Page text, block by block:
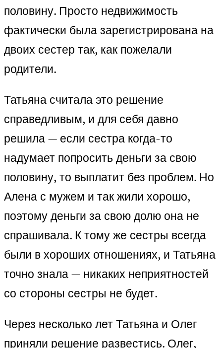
половину. Просто недвижимость
фактически была зарегистрирована на
двоих сестер так, как пожелали
родители.
Татьяна считала это решение
справедливым, и для себя давно
решила — если сестра когда-то
надумает попросить деньги за свою
половину, то выплатит без проблем. Но
Алена с мужем и так жили хорошо,
поэтому деньги за свою долю она не
спрашивала. К тому же сестры всегда
были в хороших отношениях, и Татьяна
точно знала — никаких неприятностей
со стороны сестры не будет.
Через несколько лет Татьяна и Олег
приняли решение развестись. Олег,